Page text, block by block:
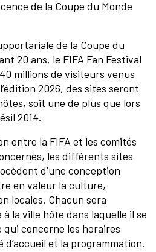
de la Coupe du Monde
de la Coupe du
20 ans, le FIFA Fan Festival
millions de visiteurs venus
2026, des sites seront
soit une de plus que lors
2014.
entre la FIFA et les comités
les différents sites
d’une conception
en valeur la culture,
locales. Chacun sera
la ville hôte dans laquelle il se
concerne les horaires
d’accueil et la programmation.